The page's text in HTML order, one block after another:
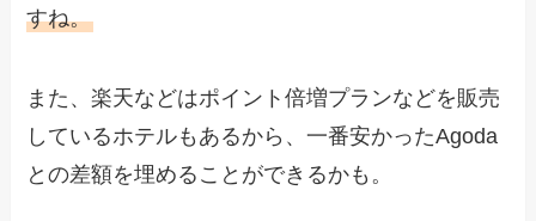
すね。
また、楽天などはポイント倍増プランなどを販売
しているホテルもあるから、一番安かったAgoda
との差額を埋めることができるかも。